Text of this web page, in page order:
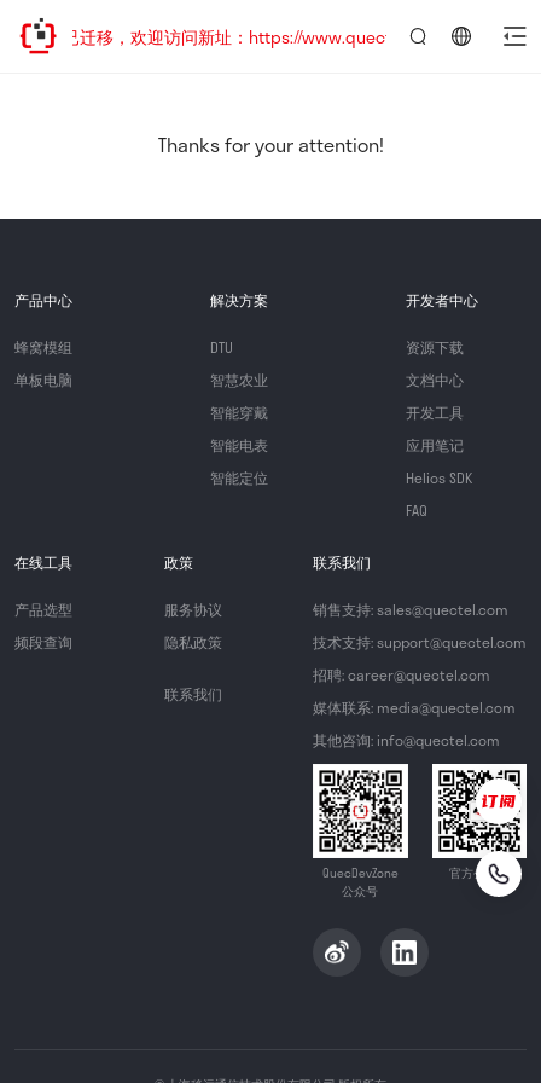
站地址已迁移，欢迎访问新址：https://www.quectel.com.cn
Thanks for your attention!
产品中心
蜂窝模组
单板电脑
解决方案
DTU
智慧农业
智能穿戴
智能电表
智能定位
开发者中心
资源下载
文档中心
开发工具
应用笔记
Helios SDK
FAQ
在线工具
产品选型
频段查询
政策
服务协议
隐私政策
联系我们
联系我们
销售支持: sales@quectel.com
技术支持: support@quectel.com
招聘: career@quectel.com
媒体联系: media@quectel.com
其他咨询: info@quectel.com
QuecDevZone
公众号
官方公众号